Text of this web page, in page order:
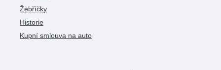
Žebříčky
Historie
Kupní smlouva na auto